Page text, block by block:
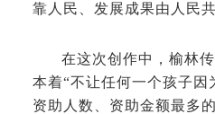
靠人民、发展成果由人民
在这次创作中，榆林
本着“不让任何一个孩子
资助人数、资助金额最多